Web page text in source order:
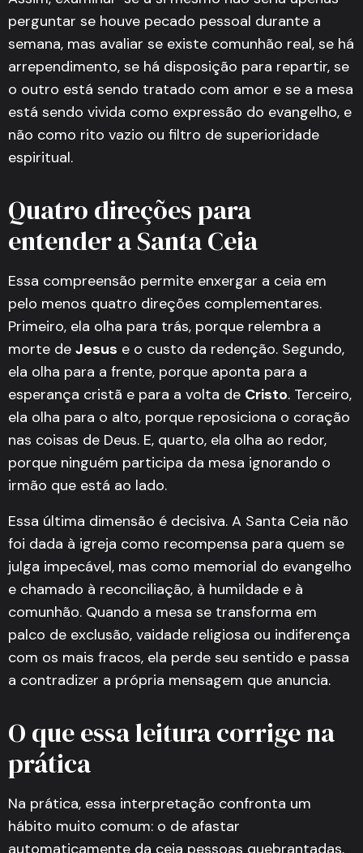
perguntar se houve pecado pessoal durante a
semana, mas avaliar se existe comunhão real, se há
arrependimento, se há disposição para repartir, se
o outro está sendo tratado com amor e se a mesa
está sendo vivida como expressão do evangelho, e
não como rito vazio ou filtro de superioridade
espiritual.
Quatro direções para
entender a Santa Ceia
Essa compreensão permite enxergar a ceia em
pelo menos quatro direções complementares.
Primeiro, ela olha para trás, porque relembra a
morte de Jesus e o custo da redenção. Segundo,
ela olha para a frente, porque aponta para a
esperança cristã e para a volta de Cristo. Terceiro,
ela olha para o alto, porque reposiciona o coração
nas coisas de Deus. E, quarto, ela olha ao redor,
porque ninguém participa da mesa ignorando o
irmão que está ao lado.
Essa última dimensão é decisiva. A Santa Ceia não
foi dada à igreja como recompensa para quem se
julga impecável, mas como memorial do evangelho
e chamado à reconciliação, à humildade e à
comunhão. Quando a mesa se transforma em
palco de exclusão, vaidade religiosa ou indiferença
com os mais fracos, ela perde seu sentido e passa
a contradizer a própria mensagem que anuncia.
O que essa leitura corrige na
prática
Na prática, essa interpretação confronta um
hábito muito comum: o de afastar
automaticamente da ceia pessoas quebrantadas,